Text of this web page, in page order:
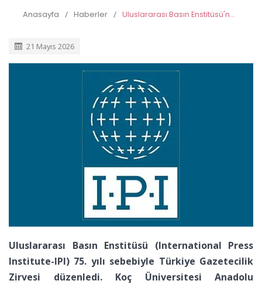
Anasayfa / Haberler / Uluslararası Basın Enstitüsü'nden Türkiye Gazetecilik Zirvesi
21 Mayıs 2026
Uluslararası Basın Enstitüsü (International Press
Institute-IPI) 75. yılı sebebiyle Türkiye Gazetecilik
Zirvesi düzenledi. Koç Üniversitesi Anadolu